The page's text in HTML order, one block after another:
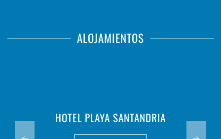
ALOJAMIENTOS
HOTEL PLAYA SANTANDRIA